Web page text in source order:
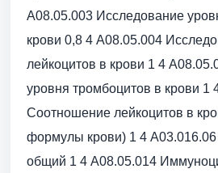
A08.05.003 Исследование
крови 0,8 4 A08.05.004
лейкоцитов в крови 1 4
уровня тромбоцитов в крови 1
Соотношение лейкоцитов в
формулы крови) 1 4
общий 1 4 A08.05.014